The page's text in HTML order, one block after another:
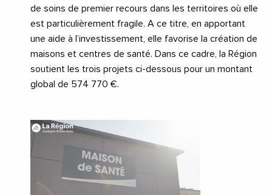
de soins de premier recours dans les territoires où elle
est particulièrement fragile. A ce titre, en apportant
une aide à l’investissement, elle favorise la création de
maisons et centres de santé. Dans ce cadre, la Région
soutient les trois projets ci-dessous pour un montant
global de 574 770 €.